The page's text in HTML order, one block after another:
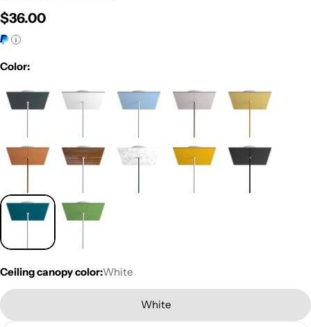
Regular
price
$36.00
Color:
Ceiling canopy color:White
White